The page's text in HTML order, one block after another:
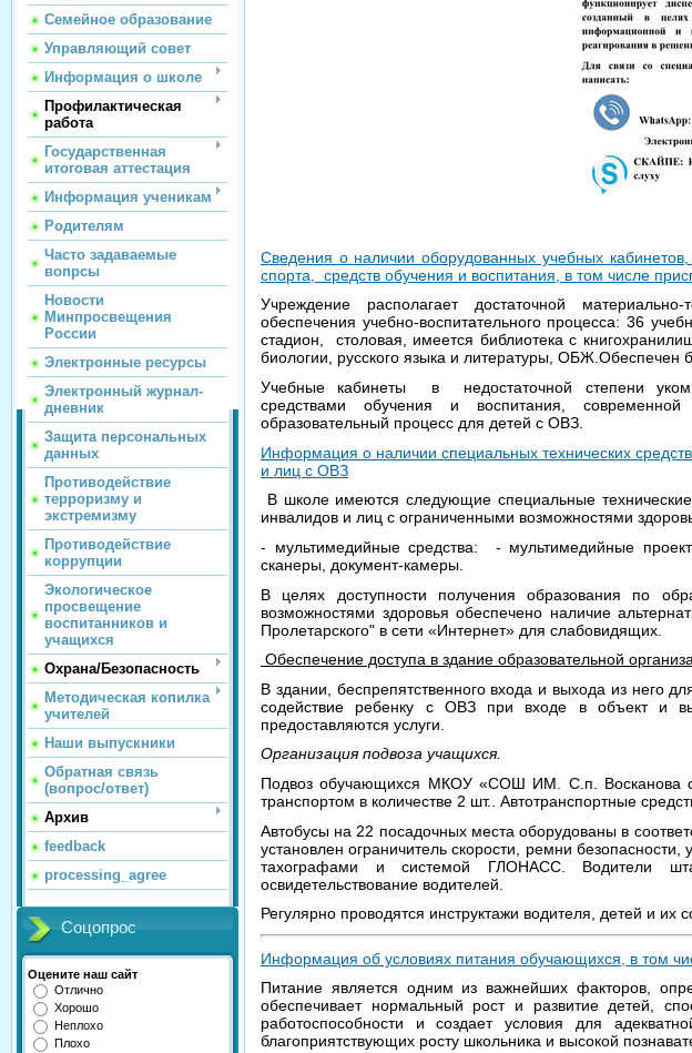
Семейное образование
Управляющий совет
Информация о школе
Профилактическая
работа
Государственная
итоговая аттестация
Информация ученикам
Родителям
Часто задаваемые
вопрсы
Новости
Минпросвещения
России
Электронные ресурсы
Электронный журнал-
дневник
Защита персональных
данных
Противодействие
терроризму и
экстремизму
Противодействие
коррупции
Экологическое
просвещение
воспитанников и
учащихся
Охрана/Безопасность
Методическая копилка
учителей
Наши выпускники
Обратная связь
(вопрос/ответ)
Архив
feedback
processing_agree
Соцопрос
Оцените наш сайт
Отлично
Хорошо
Неплохо
Плохо
Сведения о наличии оборудованных учебных кабинетов,
спорта, средств обучения и воспитания, в том числе
Учреждение располагает достаточной
обеспечения учебно-воспитательного процесса: 36
стадион, столовая, имеется библиотека с
биологии, русского языка и литературы, ОБЖ.Обеспечен
Учебные кабинеты в недостаточной степени
средствами обучения и воспитания,
образовательный процесс для детей с ОВЗ.
Информация о наличии специальных технических
и лиц с ОВЗ
В школе имеются следующие специальные технические
инвалидов и лиц с ограниченными возможностями
- мультимедийные средства: - мультимедийные
сканеры, документ-камеры.
В целях доступности получения образования по
возможностями здоровья обеспечено наличие
Пролетарского" в сети «Интернет» для слабовидящих.
Обеспечение доступа в здание образовательной
В здании, беспрепятственного входа и выхода из него
содействие ребенку с ОВЗ при входе в объект и
предоставляются услуги.
Организация подвоза учащихся.
Подвоз обучающихся МКОУ «СОШ ИМ. С.п. Восканова с.
транспортом в количестве 2 шт.. Автотранспортные
Автобусы на 22 посадочных места оборудованы в
установлен ограничитель скорости, ремни
тахографами и системой ГЛОНАСС. Водители
освидетельствование водителей.
Регулярно проводятся инструктажи водителя, детей и
Информация об условиях питания обучающихся, в том
Питание является одним из важнейших факторов,
обеспечивает нормальный рост и развитие детей,
работоспособности и создает условия для
благоприятствующих росту школьника и высокой